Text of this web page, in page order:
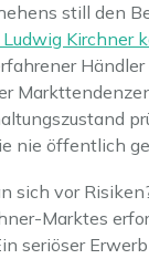
still den
Kirchner
Händler
nie öffentlich
sich vor
Marktes
seriöser